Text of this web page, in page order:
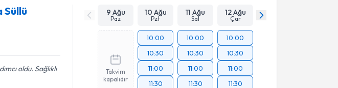
Süllü
oldu. Sağlıklı
9 Ağu
Paz
10 Ağu
Pzt
11 Ağu
Sal
12 Ağu
Çar
Takvim
kapalıdır
10:00
10:30
11:00
11:30
10:00
10:30
11:00
11:30
10:00
10:30
11:00
11:30